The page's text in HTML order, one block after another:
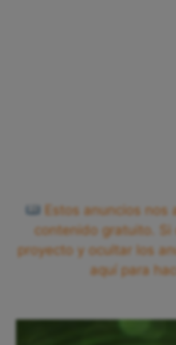
Estos anuncios
contenido gratuito.
proyecto y ocultar los
aquí para